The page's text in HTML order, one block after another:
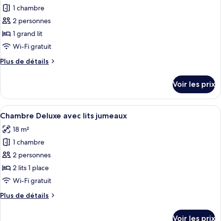
Room
photos
pour
ce
type
chambre :
Deluxe
1 chambre
2 personnes
1 grand lit
Wi-Fi gratuit
Plus de détails
Plus
le
type
de
Chambre
Double
Deluxe
Voir les prix
Afficher
toutes
les
photos
pour
ce
type
chambre :
Une chambre d’hôtel avec deux
9
Chambre Deluxe avec lits jumeaux
18 m²
1 chambre
2 personnes
2 lits 1 place
Wi-Fi gratuit
Plus de détails
Plus
Voir les prix